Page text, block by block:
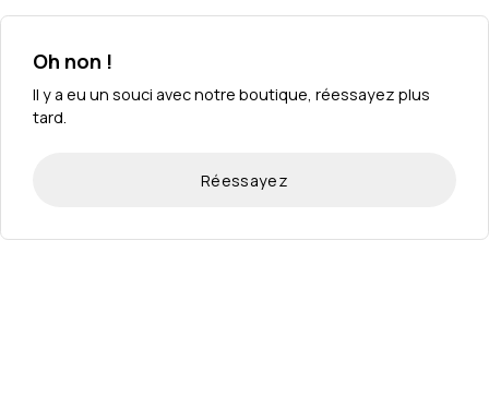
Oh non !
Il y a eu un souci avec notre boutique, réessayez plus
tard.
Réessayez